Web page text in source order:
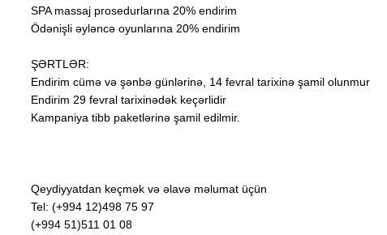
SPA massaj prosedurlarına 20% endirim
Ödənişli əyləncə oyunlarına 20% endirim
ŞƏRTLƏR:
Endirim cümə və şənbə günlərinə, 14 fevral tarixinə şamil olunmur
Endirim 29 fevral tarixinədək keçərlidir
Kampaniya tibb paketlərinə şamil edilmir.
Qeydiyyatdan keçmək və əlavə məlumat üçün
Tel: (+994 12)498 75 97
(+994 51)511 01 08